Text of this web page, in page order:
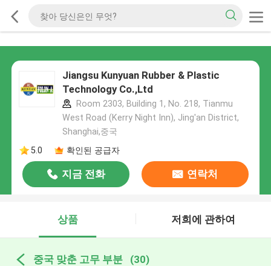
Jiangsu Kunyuan Rubber & Plastic
Technology Co.,Ltd
Room 2303, Building 1, No. 218, Tianmu
West Road (Kerry Night Inn), Jing'an District,
Shanghai,중국
5.0
확인된 공급자
지금 전화 연락처
상품 저희에 관하여
중국 맞춘 고무 부분 (30)